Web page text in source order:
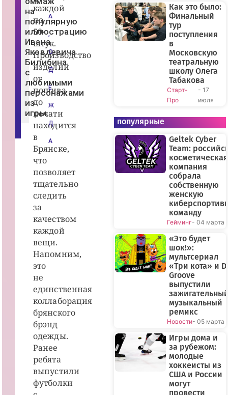
ы
на
популярную
иллюстрацию
Ивана
Яковлевича
Билибина
с
любимыми
персонажами
из
игры.
каждой
по
50
штук.
Производство
изделий
от
пошива
до
печати
находится
в
Брянске,
что
позволяет
тщательно
следить
за
качеством
каждой
вещи.
Напомним,
это
не
единственная
коллаборация
брянского
брэнд
одежды.
Ранее
ребята
выпустили
футболки
А
,
О
Д
Е
Ж
Д
А
Как это было:
Финальный
тур
поступления
в
Московскую
театральную
школу Олега
Табакова
Старт-
Про
- 17
июля
популярные
Geltek Cyber
Team:
косметическая
компания
собрала
собственную
женскую
команду
Гейминг- 04 марта
«Это будет
шок!»:
мультсериал
«Три кота» и
Groove
выпустили
музыкальный
ремикс
Новости- 05 марта
Игры дома и
за рубежом:
молодые
хоккеисты из
США и России
могут
провести